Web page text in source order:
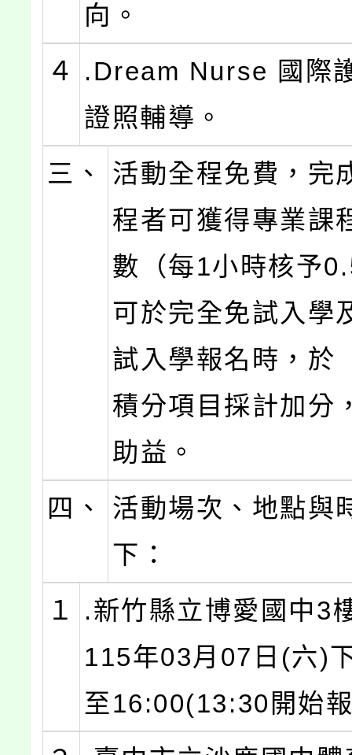
向。
４
.Dream Nurse 國際
證照輔導。
三、
活動全程免費，完
程者可獲得專業課
數（每1小時核予
可於完全免試入學
試入學報名時，於
積分項目採計加分
助益。
四、
活動場次、地點與
下：
１
.新竹縣立博愛國中3
115年03月07日(六)
至16:00(13:30開始